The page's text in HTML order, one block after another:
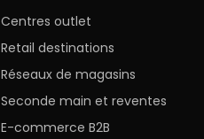
Centres outlet
Retail destinations
Réseaux de magasins
Seconde main et reventes
E-commerce B2B